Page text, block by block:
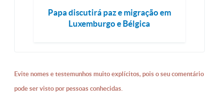
Papa discutirá paz e migração em
Luxemburgo e Bélgica
Evite nomes e testemunhos muito explícitos, pois o seu comentário
pode ser visto por pessoas conhecidas.